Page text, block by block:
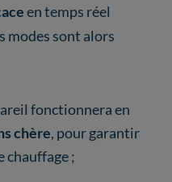
en temps réel
modes sont alors
fonctionnera en
chère, pour garantir
chauffage ;